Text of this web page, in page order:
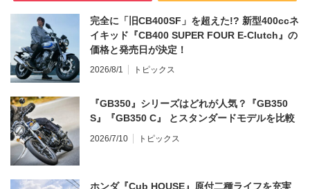
完全に「旧CB400SF」を超えた!? 新型400ccネ
イキッド『CB400 SUPER FOUR E-Clutch』の
価格と発売日が決定！
2026/8/1 トピックス
『GB350』シリーズはどれが人気？『GB350
S』『GB350 C』 とスタンダードモデルを比較
2026/7/10 トピックス
ホンダ『Cub HOUSE』原付二種ライフを充実